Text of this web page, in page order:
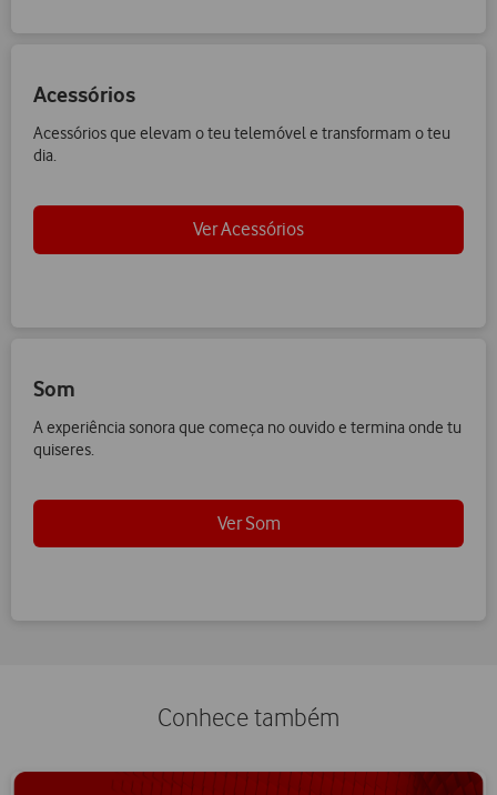
Acessórios
Acessórios que elevam o teu telemóvel e transformam o teu
dia.
Ver Acessórios
Som
A experiência sonora que começa no ouvido e termina onde tu
quiseres.
Ver Som
Conhece também